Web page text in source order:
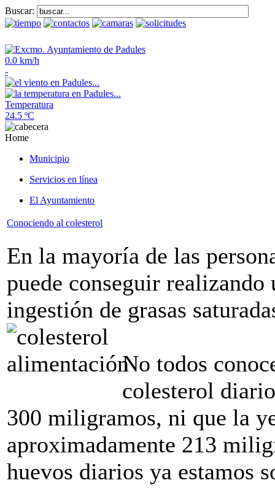
Buscar:
0.0 km/h
-
Temperatura
24.5 ºC
Home
Municipio
Servicios en línea
El Ayuntamiento
Conociendo al colesterol
En la mayoría de las
puede conseguir realizando
ingestión de grasas
No todos
colesterol
300 miligramos, ni que la
aproximadamente 213
huevos diarios ya estamos